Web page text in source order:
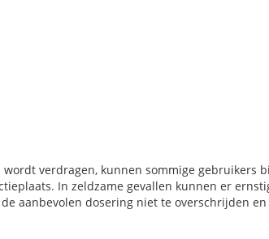
wordt verdragen, kunnen sommige gebruikers
In zeldzame gevallen kunnen er
aanbevolen dosering niet te overschrijden